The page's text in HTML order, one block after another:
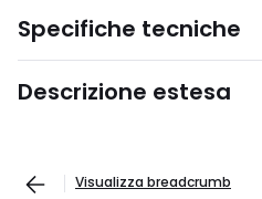
Specifiche tecniche
Descrizione estesa
Visualizza breadcrumb